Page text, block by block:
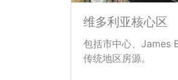
维多利亚核心区
包括市中心、James
传统地区房源。